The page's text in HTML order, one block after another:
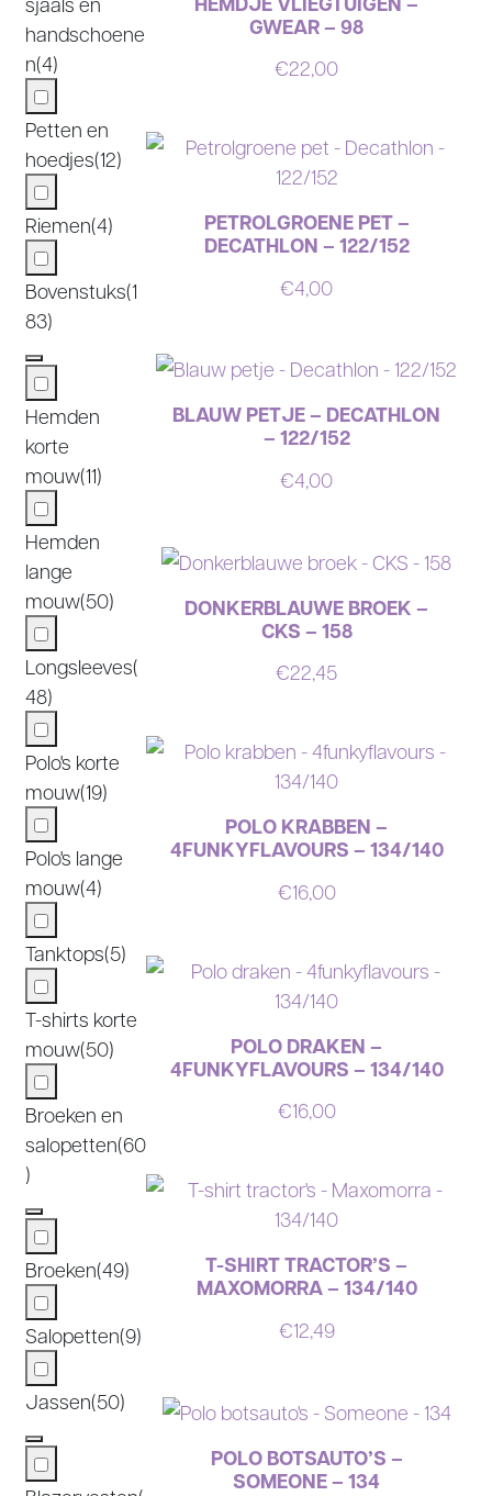
handschoene
n(4)
Petten en
hoedjes(12)
Riemen(4)
Bovenstuks(1
83)
Hemden
korte
mouw(11)
Hemden
lange
mouw(50)
Longsleeves(
48)
Polo's korte
mouw(19)
Polo's lange
mouw(4)
Tanktops(5)
T-shirts korte
mouw(50)
Broeken en
salopetten(60
)
Broeken(49)
Salopetten(9)
Jassen(50)
GWEAR – 98
€22,00
PETROLGROENE PET –
DECATHLON – 122/152
€4,00
BLAUW PETJE – DECATHLON
– 122/152
€4,00
DONKERBLAUWE BROEK –
CKS – 158
€22,45
POLO KRABBEN –
4FUNKYFLAVOURS – 134/140
€16,00
POLO DRAKEN –
4FUNKYFLAVOURS – 134/140
€16,00
T-SHIRT TRACTOR’S –
MAXOMORRA – 134/140
€12,49
POLO BOTSAUTO’S –
SOMEONE – 134